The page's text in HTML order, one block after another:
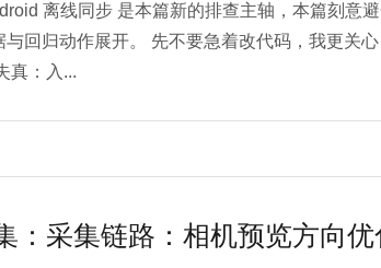
离线同步 是本篇新的排查主轴，本篇刻意
回归动作展开。 先不要急着改代码，我更关
真：入...
：采集链路：相机预览方向优